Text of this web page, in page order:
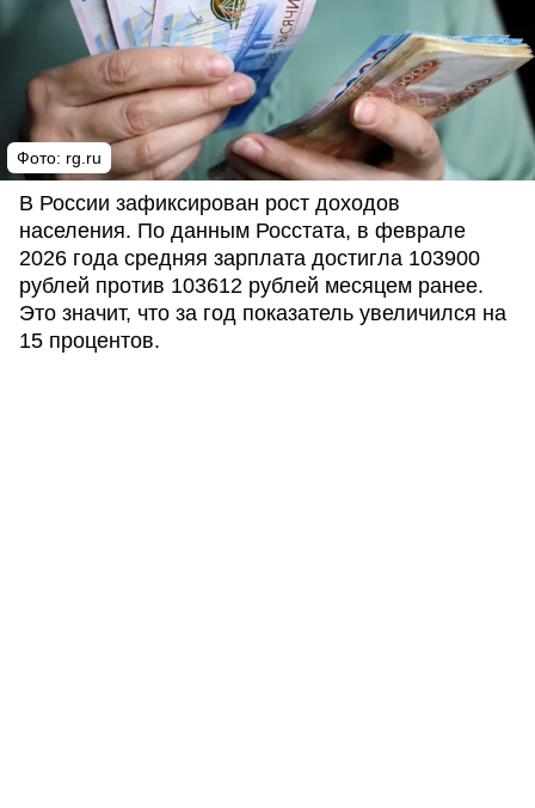
Фото: rg.ru
В России зафиксирован рост доходов
населения. По данным Росстата, в феврале
2026 года средняя зарплата достигла 103900
рублей против 103612 рублей месяцем ранее.
Это значит, что за год показатель увеличился на
15 процентов.